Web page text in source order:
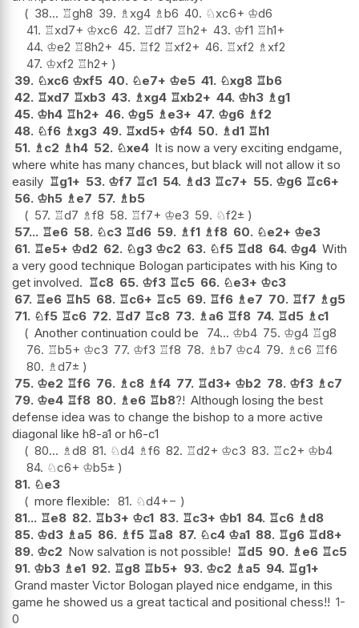
38... ♖gh8 39. ♗xg4 ♗b6 40. ♘xc6+ ♔d6
41. ♖xd7+ ♔xc6 42. ♖df7 ♖h2+ 43. ♔f1 ♖h1+
44. ♔e2 ♖8h2+ 45. ♖f2 ♖xf2+ 46. ♖xf2 ♗xf2
47. ♔xf2 ♖h2+
39. ♘xc6 ♔xf5 40. ♘e7+ ♔e5 41. ♘xg8 ♖b6
42. ♖xd7 ♖xb3 43. ♗xg4 ♖xb2+ 44. ♔h3 ♗g1
45. ♔h4 ♖h2+ 46. ♔g5 ♗e3+ 47. ♔g6 ♗f2
48. ♘f6 ♗xg3 49. ♖xd5+ ♔f4 50. ♗d1 ♖h1
51. ♗c2 ♗h4 52. ♘xe4 It is now a very exciting endgame,
where white has many chances, but black will not allow it so
easily ♖g1+ 53. ♔f7 ♖c1 54. ♗d3 ♖c7+ 55. ♔g6 ♖c6+
56. ♔h5 ♗e7 57. ♗b5
57. ♖d7 ♗f8 58. ♖f7+ ♔e3 59. ♘f2±
57... ♖e6 58. ♘c3 ♖d6 59. ♗f1 ♗f8 60. ♘e2+ ♔e3
61. ♖e5+ ♔d2 62. ♘g3 ♔c2 63. ♘f5 ♖d8 64. ♔g4 With
a very good technique Bologan participates with his King to
get involved. ♖c8 65. ♔f3 ♖c5 66. ♘e3+ ♔c3
67. ♖e6 ♖h5 68. ♖c6+ ♖c5 69. ♖f6 ♗e7 70. ♖f7 ♗g5
71. ♘f5 ♖c6 72. ♖d7 ♖c8 73. ♗a6 ♖f8 74. ♖d5 ♗c1
Another continuation could be
74... ♔b4 75. ♔g4 ♖g8
76. ♖b5+ ♔c3 77. ♔f3 ♖f8 78. ♗b7 ♔c4 79. ♗c6 ♖f6
80. ♗d7±
75. ♔e2 ♖f6 76. ♗c8 ♗f4 77. ♖d3+ ♔b2 78. ♔f3 ♗c7
79. ♔e4 ♖f8 80. ♗e6 ♖b8?! Although losing the best
defense idea was to change the bishop to a more active
diagonal like h8-a1 or h6-c1
80... ♗d8 81. ♘d4 ♗f6 82. ♖d2+ ♔c3 83. ♖c2+ ♔b4
84. ♘c6+ ♔b5±
81. ♘e3
more flexible: 81. ♘d4+−
81... ♖e8 82. ♖b3+ ♔c1 83. ♖c3+ ♔b1 84. ♖c6 ♗d8
85. ♔d3 ♗a5 86. ♗f5 ♖a8 87. ♘c4 ♔a1 88. ♖g6 ♖d8+
89. ♔c2 Now salvation is not possible! ♖d5 90. ♗e6 ♖c5
91. ♔b3 ♗e1 92. ♖g8 ♖b5+ 93. ♔c2 ♗a5 94. ♖g1+
Grand master Victor Bologan played nice endgame, in this
game he showed us a great tactical and positional chess!! 1-
0